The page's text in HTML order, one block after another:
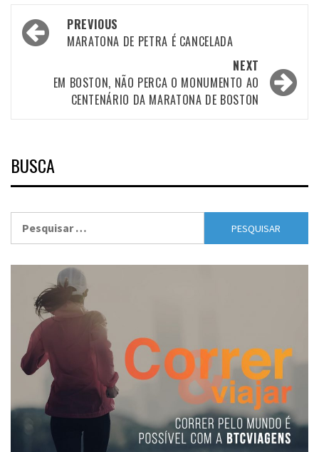
Post
navigation
PREVIOUS
MARATONA DE PETRA É CANCELADA
NEXT
EM BOSTON, NÃO PERCA O MONUMENTO AO
CENTENÁRIO DA MARATONA DE BOSTON
BUSCA